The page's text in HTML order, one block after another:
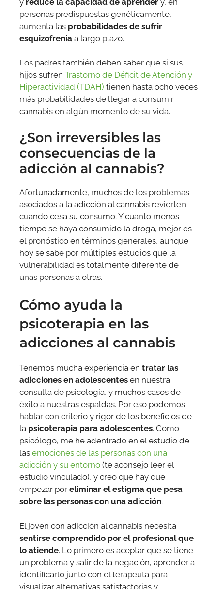
personas predispuestas genéticamente,
aumenta las probabilidades de sufrir
esquizofrenia a largo plazo.
Los padres también deben saber que si sus
hijos sufren Trastorno de Déficit de Atención y
Hiperactividad (TDAH) tienen hasta ocho veces
más probabilidades de llegar a consumir
cannabis en algún momento de su vida.
¿Son irreversibles las
consecuencias de la
adicción al cannabis?
Afortunadamente, muchos de los problemas
asociados a la adicción al cannabis revierten
cuando cesa su consumo. Y cuanto menos
tiempo se haya consumido la droga, mejor es
el pronóstico en términos generales, aunque
hoy se sabe por múltiples estudios que la
vulnerabilidad es totalmente diferente de
unas personas a otras.
Cómo ayuda la
psicoterapia en las
adicciones al cannabis
Tenemos mucha experiencia en tratar las
adicciones en adolescentes en nuestra
consulta de psicología, y muchos casos de
éxito a nuestras espaldas. Por eso podemos
hablar con criterio y rigor de los beneficios de
la psicoterapia para adolescentes. Como
psicólogo, me he adentrado en el estudio de
las emociones de las personas con una
adicción y su entorno (te aconsejo leer el
estudio vinculado), y creo que hay que
empezar por eliminar el estigma que pesa
sobre las personas con una adicción.
El joven con adicción al cannabis necesita
sentirse comprendido por el profesional que
lo atiende. Lo primero es aceptar que se tiene
un problema y salir de la negación, aprender a
identificarlo junto con el terapeuta para
visualizar alternativas satisfactorias y,